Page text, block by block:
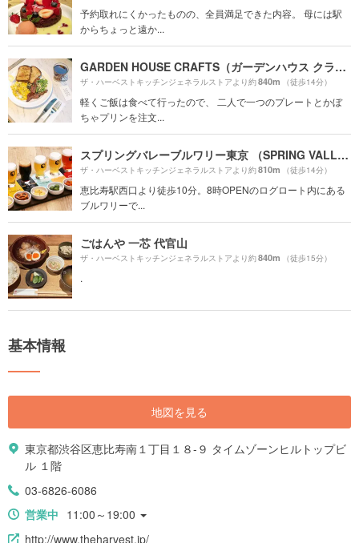
予約取れにくかったものの、全員満足できた内容。 母には駅
からちょっと遠か...
GARDEN HOUSE CRAFTS（ガーデンハウス クラフツ）
ザ・ハーベストキッチンジェネラルストアより約840m （徒歩14分）
軽くご飯は食べて行ったので、 二人で一つのプレートとかぼ
ちゃプリンを注文...
スプリングバレーブルワリー東京 （SPRING VALLEY BREWERY TOKYO）
ザ・ハーベストキッチンジェネラルストアより約810m （徒歩14分）
恵比寿駅西口より徒歩10分。8時OPENのログロート内にある
ブルワリーで...
ごはんや 一芯 代官山
ザ・ハーベストキッチンジェネラルストアより約840m （徒歩15分）
.
基本情報
地図を見る
東京都渋谷区恵比寿南１丁目１８-９ タイムゾーンヒルトップビ
ル １階
03-6826-6086
営業中 11:00～19:00
http://www.theharvest.jp/